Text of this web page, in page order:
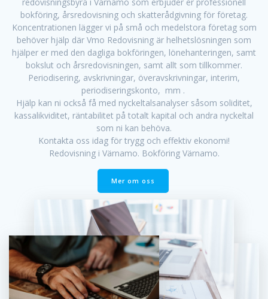
bokföring, årsredovisning och skatterådgivning för företag.
Koncentrationen lägger vi på små och medelstora företag som
behöver hjälp där Vmo Redovisning är helhetslösningen som
hjälper er med den dagliga bokföringen, lönehanteringen, samt
bokslut och årsredovisningen, samt allt som tillkommer.
Periodisering, avskrivningar, överavskrivningar, interim,
periodiseringskonto, mm .
Hjälp kan ni också få med nyckeltalsanalyser såsom soliditet,
kassalikviditet, räntabilitet på totalt kapital och andra nyckeltal
som ni kan behöva.
Kontakta oss idag för trygg och effektiv ekonomi!
Redovisning i Värnamo. Bokföring Värnamo.
Mer om oss